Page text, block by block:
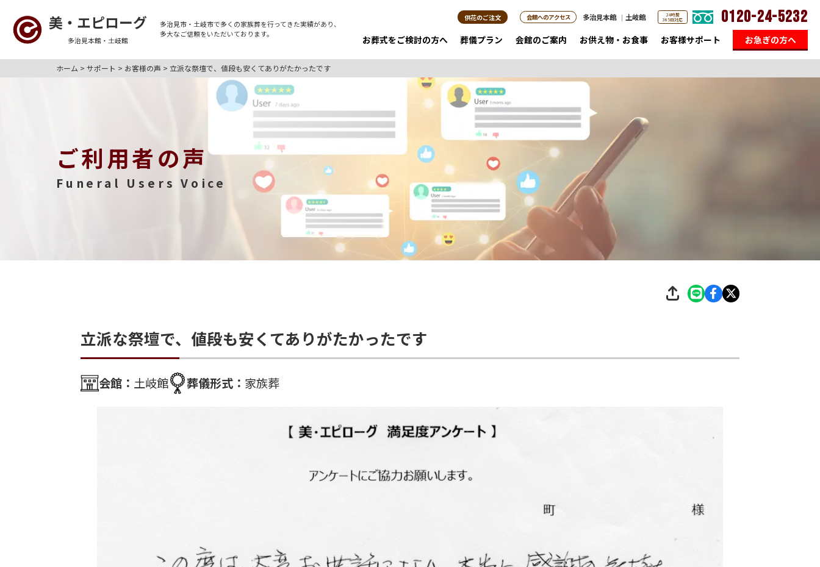
美・エピローグ
多治見本館・土岐館
多治見市・土岐市で多くの家族葬を行ってきた実績があり、
多大なご信頼をいただいております。
供花のご注文 会館へのアクセス 多治見本館 土岐館
24時間
365日対応
0120-24-5232
お葬式をご検討の方へ 葬儀プラン 会館のご案内 お供え物・お食事 お客様サポート お急ぎの方へ
ホーム > サポート > お客様の声 > 立派な祭壇で、値段も安くてありがたかったです
ご利用者の声
Funeral Users Voice
立派な祭壇で、値段も安くてありがたかったです
会館： 土岐館 葬儀形式： 家族葬